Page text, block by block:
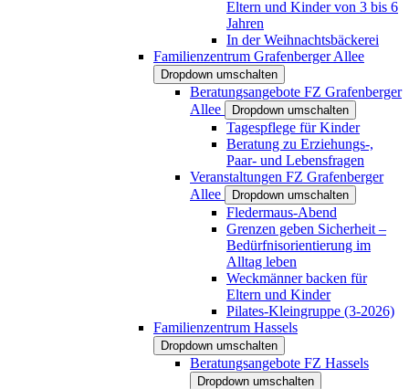
Eltern und Kinder von 3 bis 6
Jahren
In der Weihnachtsbäckerei
Familienzentrum Grafenberger Allee
Dropdown umschalten
Beratungsangebote FZ Grafenberger
Allee
Dropdown umschalten
Tagespflege für Kinder
Beratung zu Erziehungs-,
Paar- und Lebensfragen
Veranstaltungen FZ Grafenberger
Allee
Dropdown umschalten
Fledermaus-Abend
Grenzen geben Sicherheit –
Bedürfnisorientierung im
Alltag leben
Weckmänner backen für
Eltern und Kinder
Pilates-Kleingruppe (3-2026)
Familienzentrum Hassels
Dropdown umschalten
Beratungsangebote FZ Hassels
Dropdown umschalten